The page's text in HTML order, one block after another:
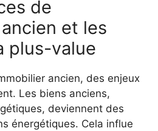
de
et les
plus-value
ancien, des enjeux
Les biens anciens,
deviennent des
énergétiques. Cela influe